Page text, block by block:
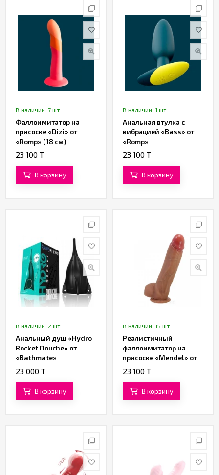
В наличии: 7 шт.
Фаллоимитатор на
присоске «Dizi» от
«Romp» (18 см)
23 100 T
В корзину
В наличии: 1 шт.
Анальная втулка с
вибрацией «Bass» от
«Romp»
23 100 T
В корзину
В наличии: 2 шт.
Анальный душ «Hydro
Rocket Douche» от
«Bathmate»
23 000 T
В корзину
В наличии: 15 шт.
Реалистичный
фаллоимитатор на
присоске «Mendel» от
«Baile» (19,5 см)
23 100 T
В корзину